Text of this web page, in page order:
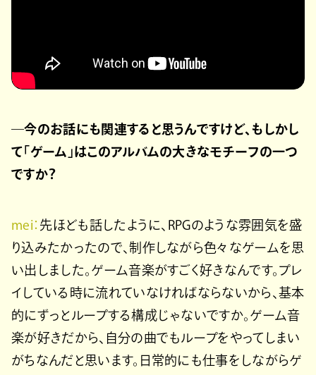
―今のお話にも関連すると思うんですけど、もしかし
て「ゲーム」はこのアルバムの大きなモチーフの一つ
ですか？
mei： 先ほども話したように、RPGのような雰囲気を盛
り込みたかったので、制作しながら色々なゲームを思
い出しました。ゲーム音楽がすごく好きなんです。プレ
イしている時に流れていなければならないから、基本
的にずっとループする構成じゃないですか。ゲーム音
楽が好きだから、自分の曲でもループをやってしまい
がちなんだと思います。日常的にも仕事をしながらゲ